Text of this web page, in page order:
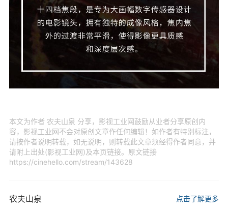
本文为作者 农夫山泉 分享，影视工业网鼓励从业者分享原创内
容，影视工业网不会对原创文章作任何编辑！如作者有特别标注，
请按作者说明转载，如无说明，则转载此文章须经得作者同意，并
请附上出处(影视工业网)及本页链接。原文链接
https://cinehello.com/stream/143628
农夫山泉 点击了解更多